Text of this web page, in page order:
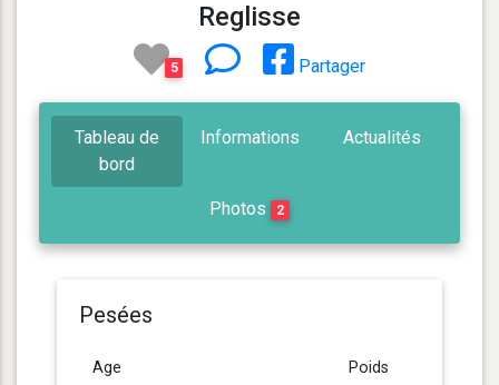
Reglisse
5 Partager
Tableau de
bord
Informations Actualités
Photos 2
Pesées
Age Poids